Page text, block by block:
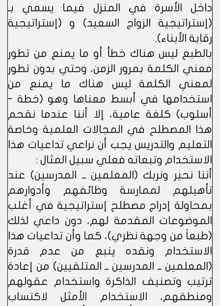
داخل الأسرة في المنزل فيما يسمي بـ
(إستراتيجية الزواج السعيد) و (إستراتيجية
رقابة الأبناء).
بالطبع ليس هناك خطأ أو ما يمنع من تطور
معني الكلمة بمرور الزمن، وحتي بدون تطور
لمعني الكلمة ليس هناك ما يمنع من
استخدامها في أبسط معناها وهو (خطة -
أسلوب) كلغة عامية، إلا أننا عندما نقحم
هذا المصطلح في المجالات العلمية وخاصة
التعليم والتدريس يجب أن نراعي تداعيات هذا
الاستخدام وتبعاته فعلي سبيل المثال :
أننا نحير ونربك (المعلمين ــ المدرسين) عند
تأهيلهم لممارسة وظائفهم وأدوارهم
بمحاولة إدراج مصطلح إستراتيجية في أغلب
الموضوعات المقدمة لهم، دون داعي لذلك
(طبعاً من وجهة نظري)، كما وأن تداعيات هذا
الاستخدام ونقده ينبع من عدم قدرة
(المعلمين ــ المدرسين ــ المتلقيين) من إعادة
ترتيب وتصنيف الذاكرة واستخدام عقولهم
ومنطقهم، الاستخدام الأمثل لاكتساب